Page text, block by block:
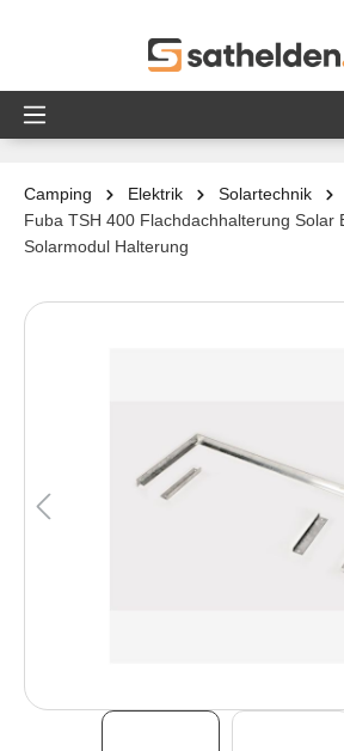
Camping Elektrik Solartechnik
Fuba TSH 400 Flachdachhalterung Solar
Solarmodul Halterung
Bildergalerie überspringen